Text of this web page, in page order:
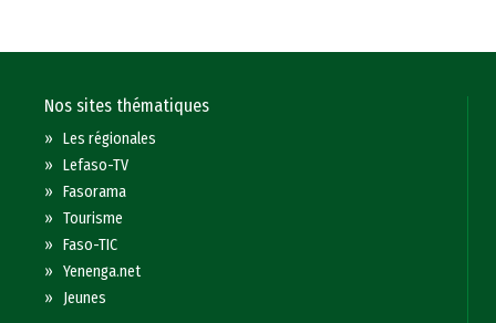
Nos sites thématiques
»Les régionales
»Lefaso-TV
»Fasorama
»Tourisme
»Faso-TIC
»Yenenga.net
» Jeunes